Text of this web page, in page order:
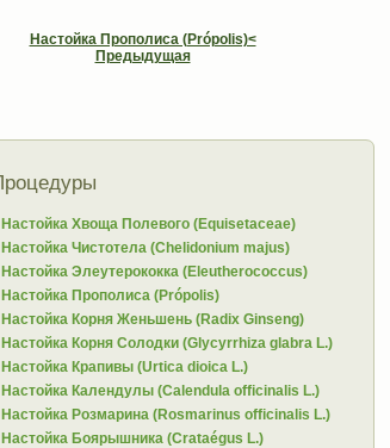
Настойка Прополиса (Рrópolis)<
Предыдущая
Настойка Хвоща Полевого (Equisetaceae)
Настойка Чистотела (Chelidonium majus)
Настойка Элеутерококка (Eleutherococcus)
Настойка Прополиса (Рrópolis)
Настойка Корня Женьшень (Radix Ginseng)
Настойка Корня Солодки (Glycyrrhiza glabra L.)
Настойка Крапивы (Urtica dioica L.)
Настойка Календулы (Calendula officinalis L.)
Настойка Розмарина (Rosmarinus officinalis L.)
Настойка Боярышника (Crataégus L.)